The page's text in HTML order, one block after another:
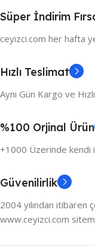
Süper İndirim
ceyizci.com her hafta
Hızlı Teslimat
Aynı Gün Kargo ve
%100 Orjinal Ürün
+1000 Üzerinde kendi
Güvenilirlik
2004 yılından itibaren
www.ceyizci.com